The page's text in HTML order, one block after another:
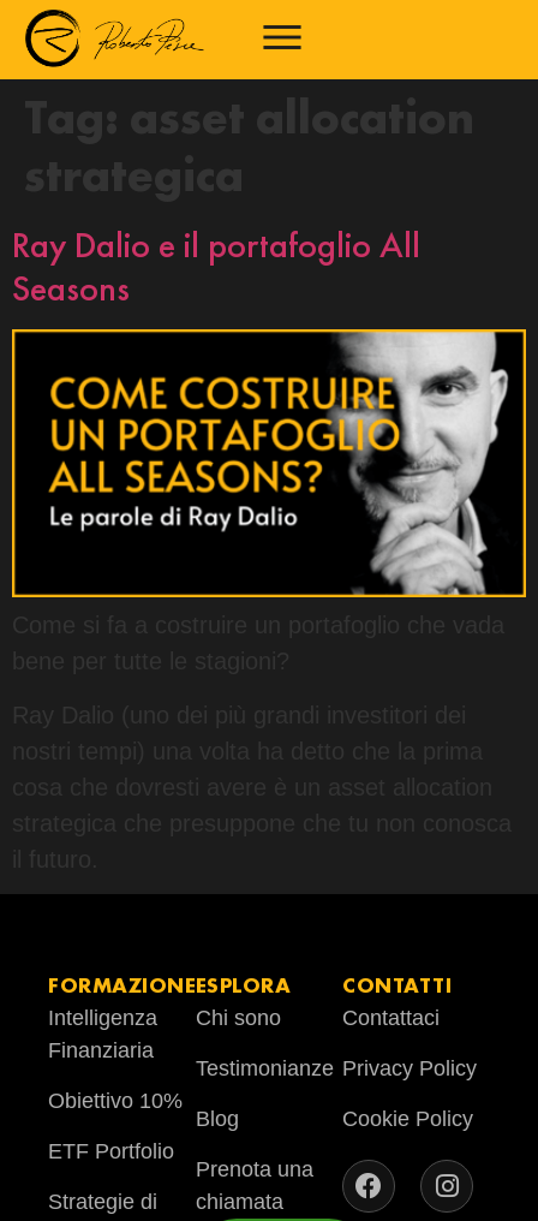
Tag: asset allocation
strategica
Ray Dalio e il portafoglio All
Seasons
Come si fa a costruire un portafoglio che vada
bene per tutte le stagioni?
Ray Dalio (uno dei più grandi investitori dei
nostri tempi) una volta ha detto che la prima
cosa che dovresti avere è un asset allocation
strategica che presuppone che tu non conosca
FORMAZIONE
Intelligenza
Finanziaria
Obiettivo 10%
ETF Portfolio
Strategie di
ESPLORA
Chi sono
Testimonianze
Blog
Prenota una
chiamata
CONTATTI
Contattaci
Privacy Policy
Cookie Policy